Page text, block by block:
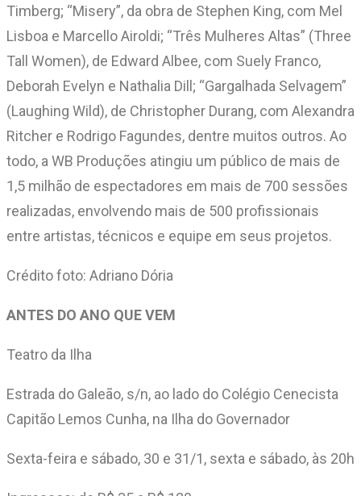
Timberg; “Misery”, da obra de Stephen King, com Mel
Lisboa e Marcello Airoldi; “Três Mulheres Altas” (Three
Tall Women), de Edward Albee, com Suely Franco,
Deborah Evelyn e Nathalia Dill; “Gargalhada Selvagem”
(Laughing Wild), de Christopher Durang, com Alexandra
Ritcher e Rodrigo Fagundes, dentre muitos outros. Ao
todo, a WB Produções atingiu um público de mais de
1,5 milhão de espectadores em mais de 700 sessões
realizadas, envolvendo mais de 500 profissionais
entre artistas, técnicos e equipe em seus projetos.
Crédito foto: Adriano Dória
ANTES DO ANO QUE VEM
Teatro da Ilha
Estrada do Galeão, s/n, ao lado do Colégio Cenecista
Capitão Lemos Cunha, na Ilha do Governador
Sexta-feira e sábado, 30 e 31/1, sexta e sábado, às 20h